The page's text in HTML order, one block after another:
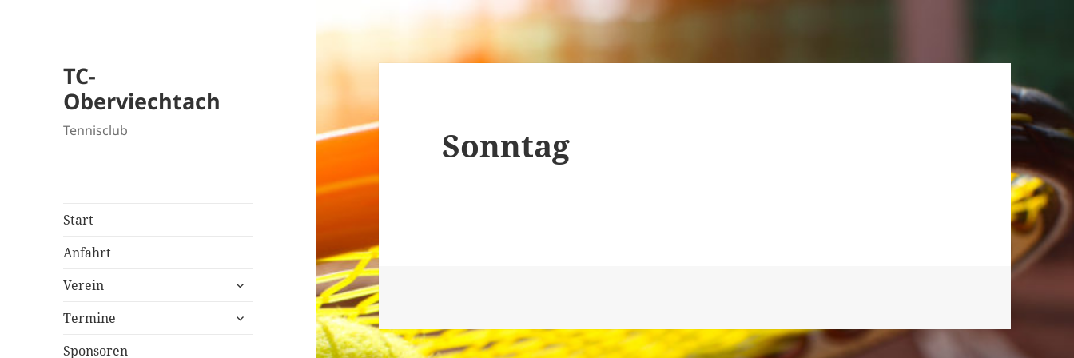
TC-
Oberviechtach
Tennisclub
Start
Anfahrt
Verein
untermenü
Termine
untermenü
Sponsoren
Sonntag